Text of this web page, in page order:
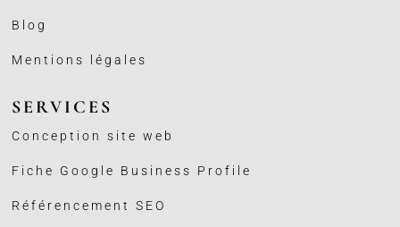
Blog
Mentions légales
SERVICES
Conception site web
Fiche Google Business Profile
Référencement SEO